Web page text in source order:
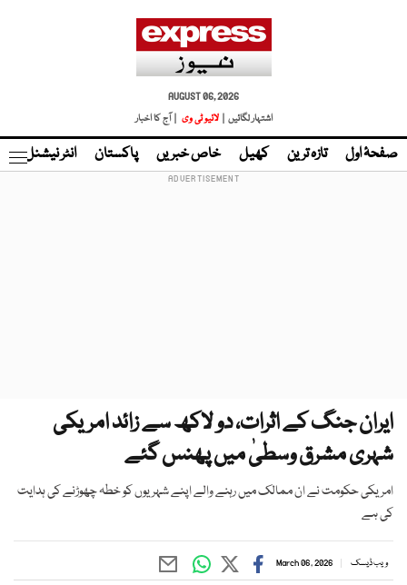
AUGUST 06, 2026
اشتہار لگائیں |
لائیو ٹی وی | آج کا اخبار
صفحۂ اول تازہ ترین کھیل خاص خبریں پاکستان انٹر نیشنل
ایران جنگ کے اثرات، دو لاکھ سے زائد امریکی
شہری مشرق وسطیٰ میں پھنس گئے
امریکی حکومت نے ان ممالک میں رہنے والے اپنے شہریوں کو خطہ چھوڑنے کی ہدایت
کی ہے
ویب ڈیسک March 06, 2026